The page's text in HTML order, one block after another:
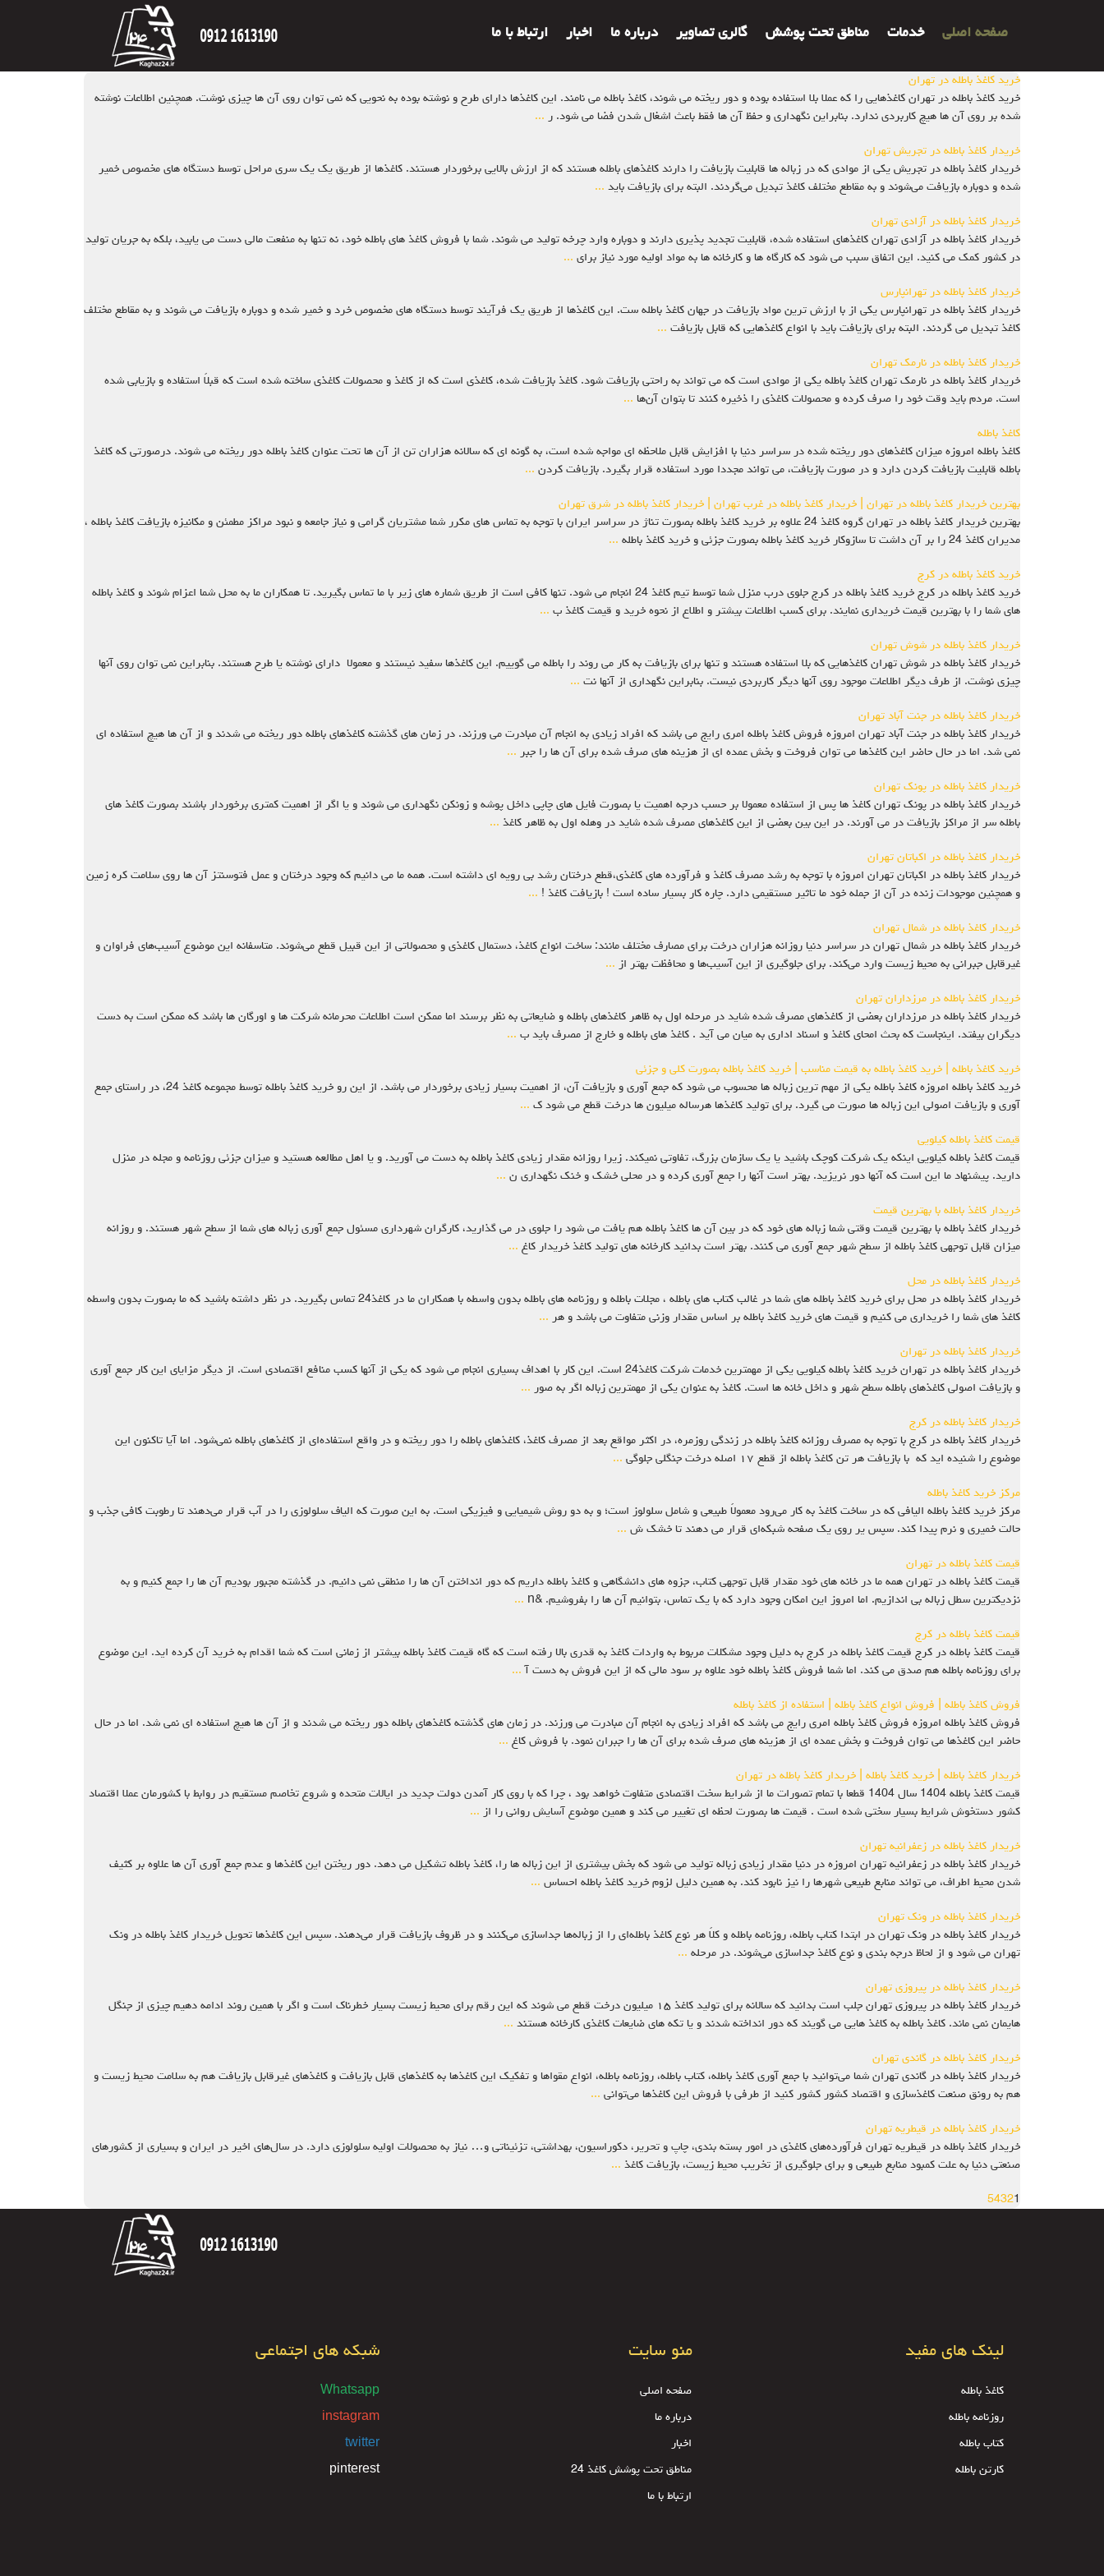
صفحه اصلی خدمات مناطق تحت پوشش گالری تصاویر درباره ما اخبار ارتباط با ما
خرید کاغذ باطله در تهران
خرید کاغذ باطله در تهران کاغذهایی را که عملا بلا استفاده بوده و دور ریخته می شوند، کاغذ باطله می نامند. این کاغذها دارای طرح و نوشته بوده به نحویی که نمی توان روی آن ها چیزی نوشت. همچنین اطلاعات نوشته
شده بر روی آن ها هیچ کاربردی ندارد. بنابراین نگهداری و حفظ آن ها فقط باعث اشغال شدن فضا می شود. ر ...
خریدار کاغذ باطله در تجریش تهران
خریدار کاغذ باطله در تجریش یکی از موادی که در زباله ها قابلیت بازیافت را دارند کاغذهای باطله هستند که از ارزش بالایی برخوردار هستند. کاغذها از طریق یک یک سری مراحل توسط دستگاه ‌های مخصوص خمیر
شده و دوباره بازیافت می‌شوند و به مقاطع مختلف کاغذ تبدیل می‌گردند. البته برای بازیافت باید ...
خریدار کاغذ باطله در آزادی تهران
خریدار کاغذ باطله در آزادی تهران کاغذهای استفاده شده، قابلیت تجدید پذیری دارند و دوباره وارد چرخه تولید می شوند. شما با فروش کاغذ های باطله خود، نه تنها به منفعت مالی دست می یابید، بلکه به جریان تولید
در کشور کمک می کنید. این اتفاق سبب می شود که کارگاه ها و کارخانه ها به مواد اولیه مورد نیاز برای ...
خریدار کاغذ باطله در تهرانپارس
خریدار کاغذ باطله در تهرانپارس یکی از با ارزش‌ ترین مواد بازیافت در جهان کاغذ باطله ست. این کاغذها از طریق یک فرآیند توسط دستگاه ‌های مخصوص خرد و خمیر شده و دوباره بازیافت می‌ شوند و به مقاطع مختلف
کاغذ تبدیل می‌ گردند. البته برای بازیافت باید با انواع کاغذهایی که قابل بازیافت ...
خریدار کاغذ باطله در نارمک تهران
خریدار کاغذ باطله در نارمک تهران کاغذ باطله یکی از موادی است که می ‌تواند به ‌راحتی بازیافت شود. کاغذ بازیافت شده، کاغذی است که از کاغذ و محصولات کاغذی ساخته ‌شده است که قبلاً استفاده و بازیابی شده
است. مردم باید وقت خود را صرف کرده و محصولات کاغذی را ذخیره کنند تا بتوان آن‌ها ...
کاغذ باطله
کاغذ باطله امروزه میزان کاغذهای دور ریخته شده در سراسر دنیا با افزایش قابل ملاحظه ای مواجه شده است، به گونه ای که سالانه هزاران تن از آن ها تحت عنوان کاغذ باطله دور ریخته می شوند. درصورتی که کاغذ
باطله قابلیت بازیافت کردن دارد و در صورت بازیافت، می تواند مجددا مورد استفاده قرار بگیرد. بازیافت کردن ...
بهترین خریدار کاغذ باطله در تهران | خریدار کاغذ باطله در غرب تهران | خریدار کاغذ باطله در شرق تهران
بهترین خریدار کاغذ باطله در تهران گروه کاغذ 24 علاوه بر خرید کاغذ باطله بصورت تناژ در سراسر ایران با توجه به تماس های مکرر شما مشتریان گرامی و نیاز جامعه و نبود مراکز مطمئن و مکانیزه بازیافت کاغذ باطله ،
مدیران کاغذ 24 را بر آن داشت تا سازوکار خرید کاغذ باطله بصورت جزئی و خرید کاغذ باطله
...
خرید کاغذ باطله در کرج
خرید کاغذ باطله در کرج خرید کاغذ باطله در کرج جلوی درب منزل شما توسط تیم کاغذ 24 انجام می شود. تنها کافی است از طریق شماره های زیر با ما تماس بگیرید. تا همکاران ما به محل شما اعزام شوند و کاغذ باطله
های شما را با بهترین قیمت خریداری نمایند. برای کسب اطلاعات بیشتر و اطلاع از نحوه خرید و قیمت کاغذ ب ...
خریدار کاغذ باطله در شوش تهران
خریدار کاغذ باطله در شوش تهران کاغذهایی که بلا استفاده هستند و تنها برای بازیافت به کار می روند را باطله می گوییم. این کاغذها سفید نیستند و معمولا دارای نوشته یا طرح هستند. بنابراین نمی توان روی آنها
چیزی نوشت. از طرف دیگر اطلاعات موجود روی آنها دیگر کاربردی نیست. بنابراین نگهداری از آنها نت ...
خریدار کاغذ باطله در جنت آباد تهران
خریدار کاغذ باطله در جنت آباد تهران امروزه فروش کاغذ باطله امری رایج می باشد که افراد زیادی به انجام آن مبادرت می ورزند. در زمان های گذشته کاغذهای باطله دور ریخته می شدند و از آن ها هیچ استفاده ای
نمی شد. اما در حال حاضر این کاغذها می توان فروخت و بخش عمده ای از هزینه های صرف شده برای آن ها را جبر ...
خریدار کاغذ باطله در پونک تهران
خریدار کاغذ باطله در پونک تهران کاغذ ها پس از استفاده معمولا بر حسب درجه اهميت يا بصورت فايل هاي چاپي داخل پوشه و زونکن نگهداري مي شوند و يا اگر از اهميت کمتري برخوردار باشند بصورت کاغذ هاي
باطله سر از مراکز بازيافت در مي آورند. در اين بين بعضي از اين کاغذهاي مصرف شده شايد در وهله اول به ظاهر کاغذ ...
خریدار کاغذ باطله در اکباتان تهران
خریدار کاغذ باطله در اکباتان تهران امروزه با توجه به رشد مصرف کاغذ و فرآورده های کاغذی،قطع درختان رشد بی رویه ای داشته است. همه ما می دانیم که وجود درختان و عمل فتوسنتز آن ها روی سلامت کره زمین
و همچنین موجودات زنده در آن از جمله خود ما تاثیر مستقیمی دارد. چاره کار بسیار ساده است ! بازیافت کاغذ ! ...
خریدار کاغذ باطله در شمال تهران
خریدار کاغذ باطله در شمال تهران در سراسر دنیا روزانه هزاران درخت برای مصارف مختلف مانند: ساخت انواع کاغذ، دستمال کاغذی و محصولاتی از این قبیل قطع می‌شوند. متاسفانه این موضوع آسیب‌های فراوان و
غیرقابل جبرانی به محیط زیست وارد می‌کند. برای جلوگیری از این آسیب‌ها و محافظت بهتر از ...
خریدار کاغذ باطله در مرزداران تهران
خریدار کاغذ باطله در مرزداران بعضي از کاغذهاي مصرف شده شايد در مرحله اول به ظاهر کاغذهاي باطله و ضايعاتي به نظر برسند اما ممکن است اطلاعات محرمانه شرکت ها و اورگان ها باشد که ممکن است به دست
ديگران بيفتد. اينجاست که بحث امحاي کاغذ و اسناد اداري به ميان مي آيد . کاغذ هاي باطله و خارج از مصرف بايد ب ...
خرید کاغذ باطله | خرید کاغذ باطله به قیمت مناسب | خرید کاغذ باطله بصورت کلی و جزئی
خرید کاغذ باطله امروزه کاغذ باطله یکی از مهم ترین زباله ها محسوب می شود که جمع آوری و بازیافت آن، از اهمیت بسیار زیادی برخوردار می باشد. از این رو خرید کاغذ باطله توسط مجموعه کاغذ 24، در راستای جمع
آوری و بازیافت اصولی این زباله ها صورت می گیرد. برای تولید کاغذها هرساله میلیون ها درخت قطع می شود ک ...
قیمت کاغذ باطله کیلویی
قیمت کاغذ باطله کیلویی اینکه یک شرکت کوچک باشید یا یک سازمان بزرگ، تفاوتی نمیکند. زیرا روزانه مقدار زیادی کاغذ باطله به دست می آورید. و یا اهل مطالعه هستید و میزان جزئی روزنامه و مجله در منزل
دارید. پیشنهاد ما این است که آنها دور نریزید. بهتر است آنها را جمع آوری کرده و در محلی خشک و خنک نگهداری ن ...
خریدار کاغذ باطله با بهترین قیمت
خریدار کاغذ باطله با بهترین قیمت وقتی شما زباله های خود که در بین آن ها کاغذ باطله هم یافت می شود را جلوی در می گذارید، کارگران شهرداری مسئول جمع آوری زباله های شما از سطح شهر هستند. و روزانه
میزان قابل توجهی کاغذ باطله از سطح شهر جمع آوری می کنند. بهتر است بدانید کارخانه های تولید کاغذ خریدار کاغ ...
خریدار کاغذ باطله در محل
خریدار کاغذ باطله در محل برای خرید کاغذ باطله های شما در غالب کتاب های باطله ، مجلات باطله و روزنامه های باطله بدون واسطه با همکاران ما در کاغذ24 تماس بگیرید. در نظر داشته باشید که ما بصورت بدون واسطه
کاغذ های شما را خریداری می کنیم و قیمت های خرید کاغذ باطله بر اساس مقدار وزنی متفاوت می باشد و هر ...
خریدار کاغذ باطله در تهران
خریدار کاغذ باطله در تهران خرید کاغذ باطله کیلویی یکی از مهمترین خدمات شرکت کاغذ24 است. این کار با اهداف بسیاری انجام می شود که یکی از آنها کسب منافع اقتصادی است. از دیگر مزایای این کار جمع آوری
و بازیافت اصولی کاغذهای باطله سطح شهر و داخل خانه ها است. کاغذ به عنوان یکی از مهمترین زباله اگر به صور ...
خریدار کاغذ باطله در کرج
خریدار کاغذ باطله در کرج با توجه به مصرف روزانه کاغذ باطله در زندگی روزمره، در اکثر مواقع بعد از مصرف کاغذ، کاغذهای باطله را دور ریخته و در واقع استفاده‌ای از کاغذهای باطله نمی‌شود. اما آیا تاکنون این
موضوع را شنیده اید که با بازیافت هر تن کاغذ باطله از قطع ۱۷ اصله درخت جنگلی جلوگی
...
مرکز خرید کاغذ باطله
مرکز خرید کاغذ باطله الیافی که در ساخت کاغذ به‌ کار می‌رود معمولاً طبیعی و شامل سلولوز است؛ و به دو روش شیمیایی و فیزیکی است. به این صورت که الیاف سلولوزی را در آب قرار می‌دهند تا رطوبت کافی جذب و
حالت خمیری و نرم پیدا کند. سپس یر روی یک صفحه شبکه‌ای قرار می ‌دهند تا خشک ش ...
قیمت کاغذ باطله در تهران
قیمت کاغذ باطله در تهران همه ما در خانه های خود مقدار قابل توجهی کتاب، جزوه های دانشگاهی و کاغذ باطله داریم که دور انداختن آن ها را منطقی نمی دانیم. در گذشته مجبور بودیم آن ها را جمع کنیم و به
نزدیکترین سطل زباله بی اندازیم. اما امروز این امکان وجود دارد که با یک تماس، بتوانیم آن ها را بفروشیم. &n
...
قیمت کاغذ باطله در کرج
قیمت کاغذ باطله در کرج قیمت کاغذ باطله در کرج به دلیل وجود مشکلات مربوط به واردات کاغذ به قدری بالا رفته است که گاه قیمت کاغذ باطله بیشتر از زمانی است که شما اقدام به خرید آن کرده اید. این موضوع
برای روزنامه باطله هم صدق می کند. اما شما فروش کاغذ باطله خود علاوه بر سود مالی که از این فروش به دست آ ...
فروش کاغذ باطله | فروش انواع کاغذ باطله | استفاده از کاغذ باطله
فروش کاغذ باطله امروزه فروش کاغذ باطله امری رایج می باشد که افراد زیادی به انجام آن مبادرت می ورزند. در زمان های گذشته کاغذهای باطله دور ریخته می شدند و از آن ها هیچ استفاده ای نمی شد. اما در حال
حاضر این کاغذها می توان فروخت و بخش عمده ای از هزینه های صرف شده برای آن ها را جبران نمود. با فروش کاغ ...
خریدار کاغذ باطله | خرید کاغذ باطله | خریدار کاغذ باطله در تهران
قیمت کاغذ باطله 1404 سال 1404 قطعا با تمام تصورات ما از شرایط سخت اقتصادی متفاوت خواهد بود ، چرا که با روی کار آمدن دولت جدید در ایالات متحده و شروع تخاصم مستقیم در روابط با کشورمان عملا اقتصاد
کشور دستخوش شرایط بسیار سختی شده است . قیمت ها بصورت لحظه ای تغییر می کند و همین موضوع آسایش روانی را از ...
خریدار کاغذ باطله در زعفرانیه تهران
خریدار کاغذ باطله در زعفرانیه تهران امروزه در دنیا مقدار زیادی زباله تولید می شود که بخش بیشتری از این زباله ها را، کاغذ باطله تشکیل می دهد. دور ریختن این کاغذها و عدم جمع آوری آن ها علاوه بر کثیف
شدن محیط اطراف، می تواند منابع طبیعی شهرها را نیز نابود کند. به همین دلیل لزوم خرید کاغذ باطله احساس ...
خریدار کاغذ باطله در ونک تهران
خریدار کاغذ باطله در ونک تهران در ابتدا کتاب باطله، روزنامه باطله و کلاً هر نوع کاغذ باطله‌ای را از زباله‌ها جداسازی می‌کنند و در ظروف بازیافت قرار می‌دهند. سپس این کاغذها تحویل خریدار کاغذ باطله در ونک
تهران می شود و از لحاظ درجه بندی و نوع کاغذ جداسازی می‌شوند. در مرحله ...
خریدار کاغذ باطله در پیروزی تهران
خریدار کاغذ باطله در پیروزی تهران جلب است بدانید که سالانه برای تولید کاغذ ۱۵ میلیون درخت قطع می شوند که این رقم برای محیط زیست بسیار خطرناک است و اگر با همین روند ادامه دهیم چیزی از جنگل
هایمان نمی ماند. کاغذ باطله به کاغذ هایی می گویند که دور انداخته شدند و یا تکه های ضایعات کاغذی کارخانه هستند ...
خریدار کاغذ باطله در گاندی تهران
خریدار کاغذ باطله در گاندی تهران شما می‌توانید با جمع آوری کاغذ باطله، کتاب باطله، روزنامه باطله، انواع مقواها و تفکیک این کاغذها به کاغذهای قابل بازیافت و کاغذهای غیرقابل بازیافت هم به سلامت محیط زیست و
هم به رونق صنعت کاغذسازی و اقتصاد کشور کشور کنید از طرفی با فروش این کاغذها می‌توانی ...
خریدار کاغذ باطله در قیطریه تهران
خریدار کاغذ باطله در قیطریه تهران فرآورده‌های کاغذی در امور بسته بندی، چاپ و تحریر، دکوراسیون، بهداشتی، تزئیناتی و… نیاز به محصولات اولیه سلولوزی دارد. در سال‌های اخیر در ایران و بسیاری از کشورهای
صنعتی دنیا به علت کمبود منابع طبیعی و برای جلوگیری از تخریب محیط زیست، بازیافت کاغذ ...
1
2
3
4
5
لینک های مفید
کاغذ باطله
روزنامه باطله
کتاب باطله
کارتن باطله
منو سایت
صفحه اصلی
درباره ما
اخبار
مناطق تحت پوشش کاغذ 24
ارتباط با ما
شبکه های اجتماعی
Whatsapp
instagram
twitter
pinterest